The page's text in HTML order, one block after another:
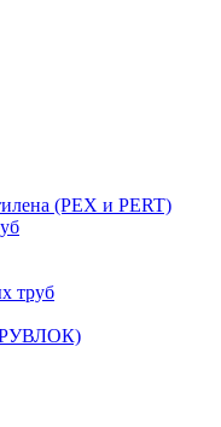
(PEX и PERT)
труб